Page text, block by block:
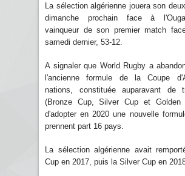
La sélection algérienne jouera son
dimanche prochain face à
vainqueur de son premier match
samedi dernier, 53-12.
A signaler que World Rugby a
l'ancienne formule de la Coupe
nations, constituée auparavant de
(Bronze Cup, Silver Cup et Golden
d'adopter en 2020 une nouvelle
prennent part 16 pays.
La sélection algérienne avait
Cup en 2017, puis la Silver Cup en